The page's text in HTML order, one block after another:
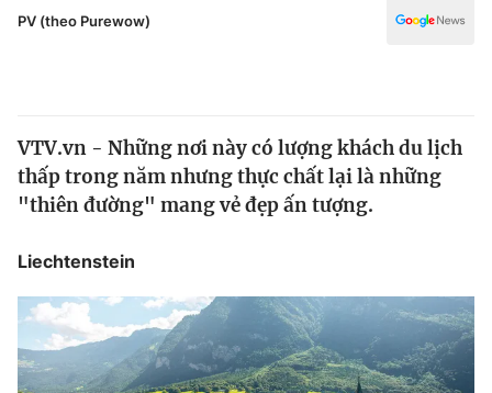
Pháp luật
Thế giới
Tin tức
Kinh tế
Tài chính
Thị trường
Góc doanh nghiệp
Truyền hình
Công nghệ
PV (theo Purewow)
VTV.vn - Những nơi này có lượng khách du lịch
thấp trong năm nhưng thực chất lại là những
"thiên đường" mang vẻ đẹp ấn tượng.
Liechtenstein